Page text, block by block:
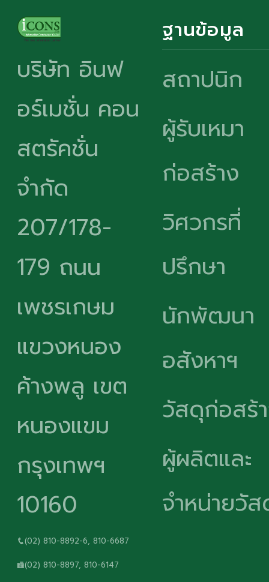
บริษัท อินฟ
อร์เมชั่น คอน
สตรัคชั่น
จำกัด
207/178-
179 ถนน
เพชรเกษม
แขวงหนอง
ค้างพลู เขต
หนองแขม
กรุงเทพฯ
10160
(02) 810-8892-6, 810-6687
(02) 810-8897, 810-6147
ฐานข้อมูล
สถาปนิก
ผู้รับเหมา
ก่อสร้าง
วิศวกรที่
ปรึกษา
นักพัฒนา
อสังหาฯ
วัสดุก่อสร้
ผู้ผลิตและ
จำหน่ายวั